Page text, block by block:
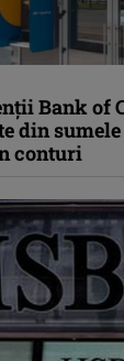
Bank of
din sumele
conturi